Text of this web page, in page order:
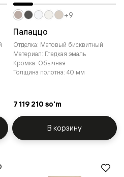
Палаццо
Отделка: Матовый бисквитный
Материал: Гладкая эмаль
Кромка: Обычная
Толщина полотна: 40 мм
7 119 210 so'm
+9
В корзину